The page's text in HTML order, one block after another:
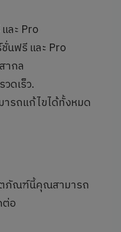
ละ Pro
นฟรี และ Pro
ากล
ดเร็ว.
รถแก้ไขได้ทั้งหมด
ภัณฑ์นี้คุณสามารถ
อ